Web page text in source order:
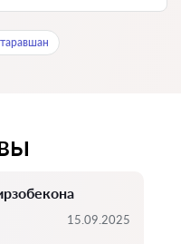
15.09.2025